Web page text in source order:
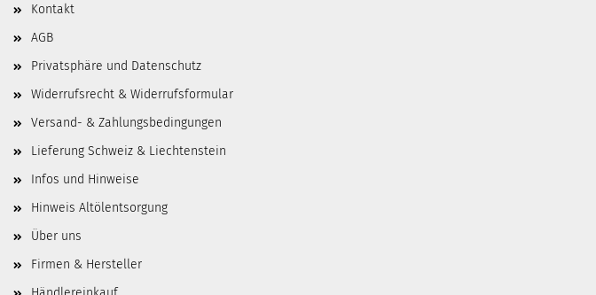
Kontakt
AGB
Privatsphäre und Datenschutz
Widerrufsrecht & Widerrufsformular
Versand- & Zahlungsbedingungen
Lieferung Schweiz & Liechtenstein
Infos und Hinweise
Hinweis Altölentsorgung
Über uns
Firmen & Hersteller